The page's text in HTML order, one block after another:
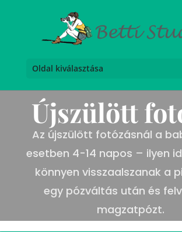
Oldal kiválasztása
Újszülött
Az újszülött fotózásnál a
esetben 4-14 napos – ilyen
könnyen visszaalszanak a
egy pózváltás után és
magzatpózt.